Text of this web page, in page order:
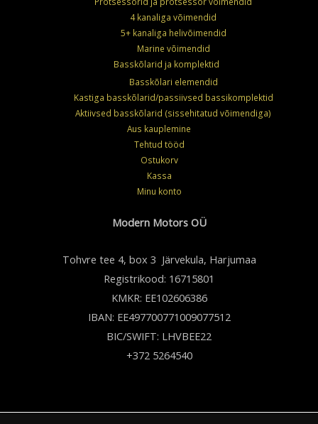
4 kanaliga võimendid
5+ kanaliga helivõimendid
Marine võimendid
Basskõlarid ja komplektid
Basskõlari elemendid
Kastiga basskõlarid/passiivsed bassikomplektid
Aktiivsed basskõlarid (sissehitatud võimendiga)
Aus kauplemine
Tehtud tööd
Ostukorv
Kassa
Minu konto
Modern Motors OÜ
Tohvre tee 4, box 3 Järvekula, Harjumaa
Registrikood: 16715801
KMKR: EE102606386
IBAN: EE497700771009077512
BIC/SWIFT: LHVBEE22
+372 5264540